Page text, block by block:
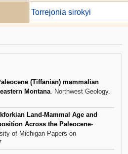
Torrejonia sirokyi
(Tiffanian) mammalian
Montana. Northwest Geology.
Land-Mammal Age and
Across the Paleocene-
of Michigan Papers on